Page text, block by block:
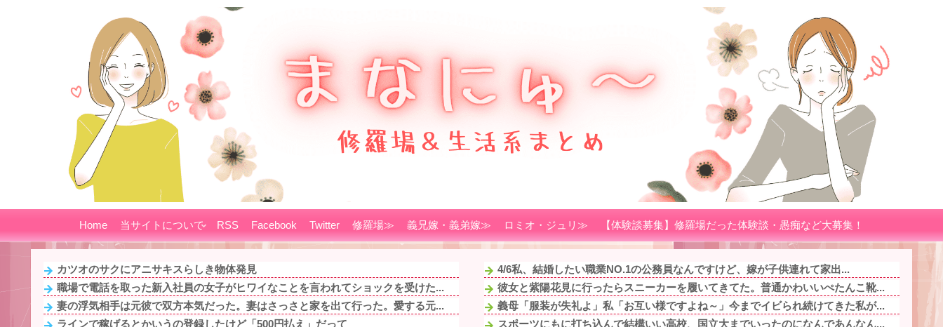
Home 当サイトについて RSS Facebook Twitter 修羅場≫ 義兄嫁・義弟嫁≫ ロミオ・ジュリ≫ 【体験談募集】修羅場だった体験談・愚痴など大募集！
カツオのサクにアニサキスらしき物体発見
職場で電話を取った新入社員の女子がヒワイなことを言われてショックを受けた...
妻の浮気相手は元彼で双方本気だった。妻はさっさと家を出て行った。愛する元...
ラインで稼げるとかいうの登録したけど「500円払え」だって
4/6私、結婚したい職業NO.1の公務員なんですけど、嫁が子供連れて家出...
彼女と紫陽花見に行ったらスニーカーを履いてきてた。普通かわいいぺたんこ靴...
義母「服装が失礼よ」私「お互い様ですよね～」今までイビられ続けてきた私が...
スポーツにもに打ち込んで結構いい高校、国立大までいったのになんであんなん...